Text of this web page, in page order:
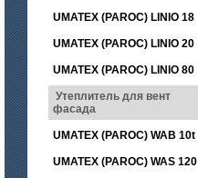
UMATEX (PAROC) LINIO 18
UMATEX (PAROC) LINIO 20
UMATEX (PAROC) LINIO 80
Утеплитель для вент
фасада
UMATEX (PAROC) WAB 10t
UMATEX (PAROC) WAS 120